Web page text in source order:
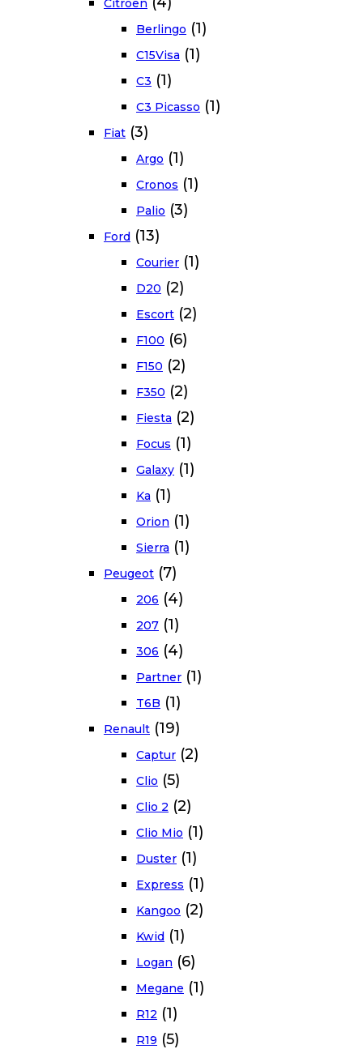
Berlingo (1)
C15Visa (1)
C3 (1)
C3 Picasso (1)
Fiat (3)
Argo (1)
Cronos (1)
Palio (3)
Ford (13)
Courier (1)
D20 (2)
Escort (2)
F100 (6)
F150 (2)
F350 (2)
Fiesta (2)
Focus (1)
Galaxy (1)
Ka (1)
Orion (1)
Sierra (1)
Peugeot (7)
206 (4)
207 (1)
306 (4)
Partner (1)
T6B (1)
Renault (19)
Captur (2)
Clio (5)
Clio 2 (2)
Clio Mio (1)
Duster (1)
Express (1)
Kangoo (2)
Kwid (1)
Logan (6)
Megane (1)
R12 (1)
R19 (5)